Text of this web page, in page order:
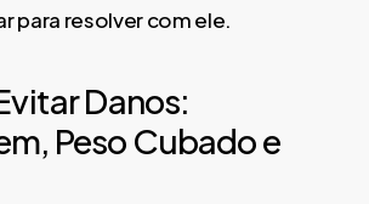
para resolver com ele.
Danos:
Peso Cubado e